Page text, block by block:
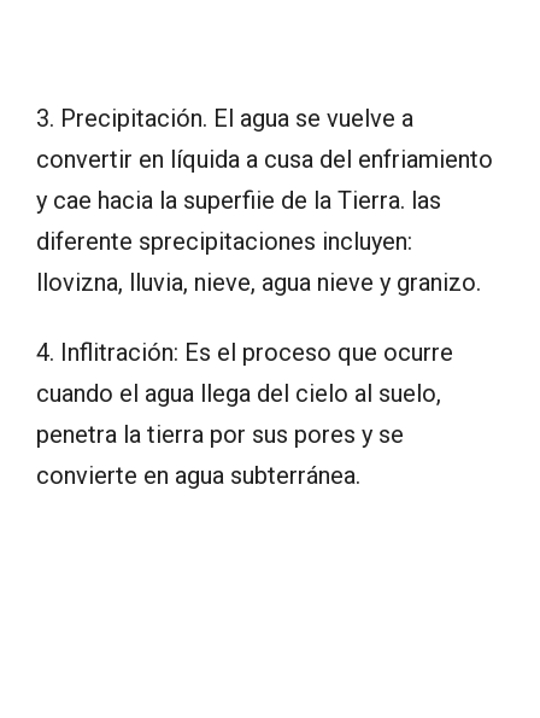
3. Precipitación. El agua se vuelve a
convertir en líquida a cusa del enfriamiento
y cae hacia la superfiie de la Tierra. las
diferente sprecipitaciones incluyen:
llovizna, lluvia, nieve, agua nieve y granizo.
4. Inflitración: Es el proceso que ocurre
cuando el agua llega del cielo al suelo,
penetra la tierra por sus pores y se
convierte en agua subterránea.